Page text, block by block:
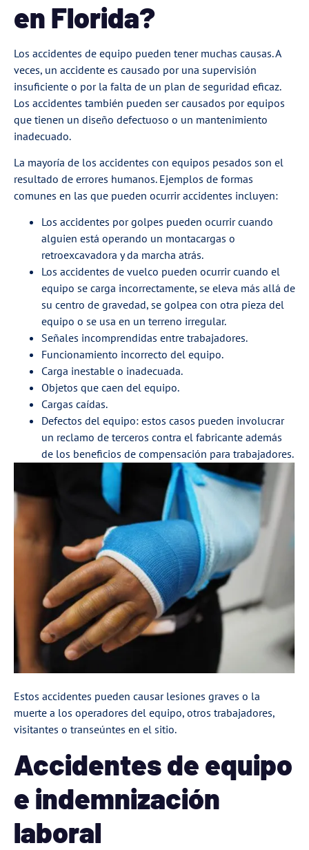
en Florida?
Los accidentes de equipo pueden tener muchas causas. A
veces, un accidente es causado por una supervisión
insuficiente o por la falta de un plan de seguridad eficaz.
Los accidentes también pueden ser causados por equipos
que tienen un diseño defectuoso o un mantenimiento
inadecuado.
La mayoría de los accidentes con equipos pesados son el
resultado de errores humanos. Ejemplos de formas
comunes en las que pueden ocurrir accidentes incluyen:
Los accidentes por golpes pueden ocurrir cuando
alguien está operando un montacargas o
retroexcavadora y da marcha atrás.
Los accidentes de vuelco pueden ocurrir cuando el
equipo se carga incorrectamente, se eleva más allá de
su centro de gravedad, se golpea con otra pieza del
equipo o se usa en un terreno irregular.
Señales incomprendidas entre trabajadores.
Funcionamiento incorrecto del equipo.
Carga inestable o inadecuada.
Objetos que caen del equipo.
Cargas caídas.
Defectos del equipo: estos casos pueden involucrar
un reclamo de terceros contra el fabricante además
de los beneficios de compensación para trabajadores.
Estos accidentes pueden causar lesiones graves o la
muerte a los operadores del equipo, otros trabajadores,
visitantes o transeúntes en el sitio.
Accidentes de equipo
e indemnización
laboral